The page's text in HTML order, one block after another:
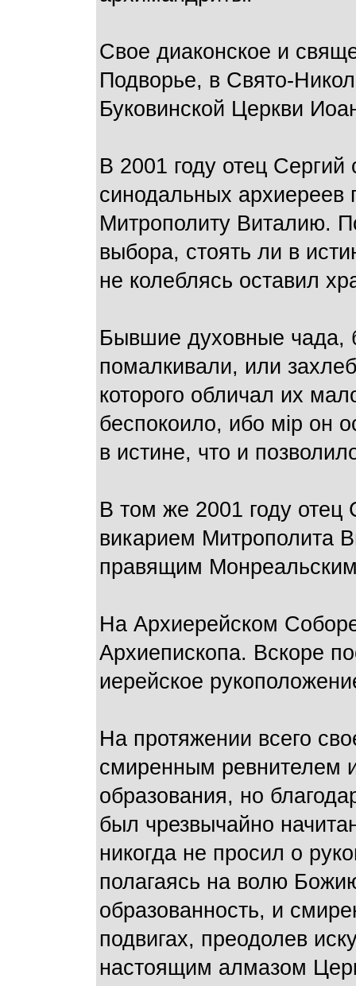
Свое диаконское и
Подворье, в Свято-
Буковинской Церкви
В 2001 году отец Сергий
синодальных
Митрополиту Виталию.
выбора, стоять ли в
не колеблясь оставил
Бывшие духовные чада,
помалкивали, или
которого обличал их
беспокоило, ибо мiр он
в истине, что и
В том же 2001 году
викарием Митрополита
правящим
На Архиерейском
Архиепископа. Вскоре
иерейское
На протяжении всего
смиренным ревнителем
образования, но
был чрезвычайно
никогда не просил о
полагаясь на волю
образованность, и
подвигах, преодолев
настоящим алмазом